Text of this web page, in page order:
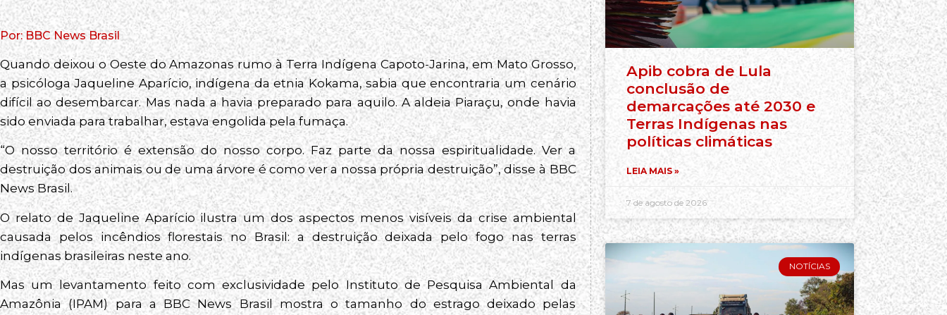
Por: BBC News Brasil
Quando deixou o Oeste do Amazonas rumo à Terra Indígena Capoto-Jarina, em Mato Grosso,
a psicóloga Jaqueline Aparício, indígena da etnia Kokama, sabia que encontraria um cenário
difícil ao desembarcar. Mas nada a havia preparado para aquilo. A aldeia Piaraçu, onde havia
sido enviada para trabalhar, estava engolida pela fumaça.
“O nosso território é extensão do nosso corpo. Faz parte da nossa espiritualidade. Ver a
destruição dos animais ou de uma árvore é como ver a nossa própria destruição”, disse à BBC
News Brasil.
O relato de Jaqueline Aparício ilustra um dos aspectos menos visíveis da crise ambiental
causada pelos incêndios florestais no Brasil: a destruição deixada pelo fogo nas terras
indígenas brasileiras neste ano.
Mas um levantamento feito com exclusividade pelo Instituto de Pesquisa Ambiental da
Amazônia (IPAM) para a BBC News Brasil mostra o tamanho do estrago deixado pelas
Apib cobra de Lula
conclusão de
demarcações até 2030 e
Terras Indígenas nas
políticas climáticas
LEIA MAIS »
7 de agosto de 2026
NOTÍCIAS